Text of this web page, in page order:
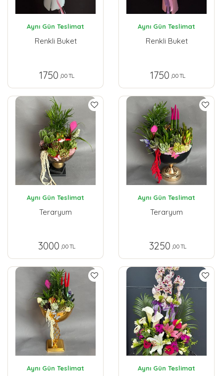
Aynı Gün Teslimat
Renkli Buket
1750 ,00 TL
Aynı Gün Teslimat
Renkli Buket
1750 ,00 TL
Aynı Gün Teslimat
Teraryum
3000 ,00 TL
Aynı Gün Teslimat
Teraryum
3250 ,00 TL
Aynı Gün Teslimat Aynı Gün Teslimat